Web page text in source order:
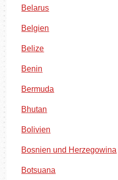
Belarus
Belgien
Belize
Benin
Bermuda
Bhutan
Bolivien
Bosnien und Herzegowina
Botsuana